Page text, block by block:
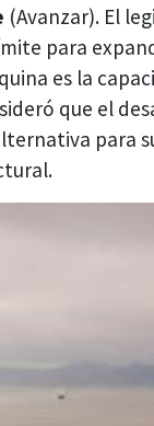
(Avanzar). El
para
es la
que el
para